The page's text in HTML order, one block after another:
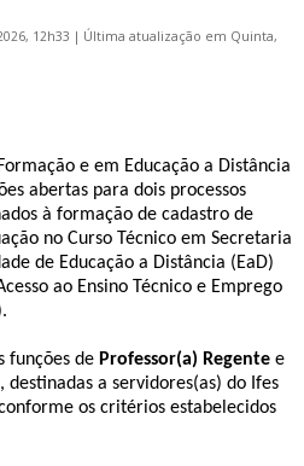
12h33 | Última atualização em Quinta,
e em Educação a Distância
abertas para dois processos
à formação de cadastro de
no Curso Técnico em Secretaria
de Educação a Distância (EaD)
ao Ensino Técnico e Emprego
funções de Professor(a) Regente e
, destinadas a servidores(as) do Ifes
os critérios estabelecidos